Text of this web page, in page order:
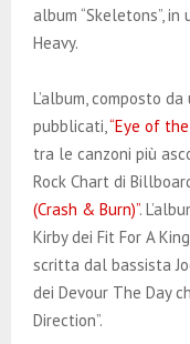
Nalbum “Skeletons”,
Heavy.
L’album, composto
pubblicati, “Eye of
tra le canzoni più
Rock Chart di
(Crash & Burn)”.
Kirby dei Fit For A
scritta dal bassista
dei Devour The Day
Direction”.